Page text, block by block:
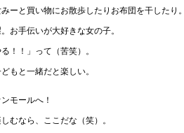
ーと買い物にお散歩したりお布団を干したり
お手伝いが大好きな女の子。
る！！」って（苦笑）。
もと一緒だと楽しい。
モールへ！
むなら、ここだな（笑）。